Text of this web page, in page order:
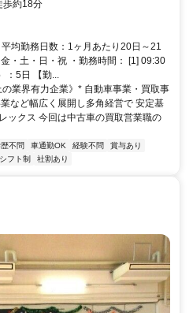
歩約18分
均勤務日数：1ヶ月あたり20日～21
・土・日・祝 ・勤務時間： [1] 09:30
：5日 【勤...
業界有力企業》* 自動車事業・買取事
など幅広く展開し多角経営で 安定基
ックス 今回は中古車の買取営業職の
不問 車通勤OK 経験不問
賞与あり
シフト制 社割あり